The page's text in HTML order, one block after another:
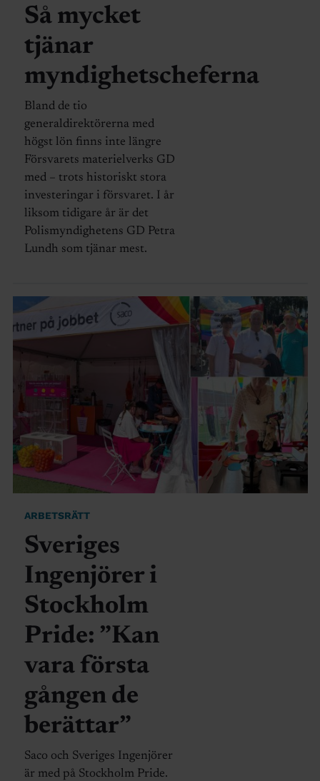
Så mycket
tjänar
myndighetscheferna
Bland de tio
generaldirektörerna med
högst lön finns inte längre
Försvarets materielverks GD
med – trots historiskt stora
investeringar i försvaret. I år
liksom tidigare år är det
Polismyndighetens GD Petra
Lundh som tjänar mest.
ARBETSRÄTT
Sveriges
Ingenjörer i
Stockholm
Pride: ”Kan
vara första
gången de
berättar”
Saco och Sveriges Ingenjörer
är med på Stockholm Pride.